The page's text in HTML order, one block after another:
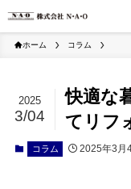
ホーム コラム
快適な
てリフ
2025
3/04
コラム 2025年3月